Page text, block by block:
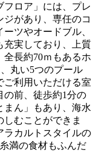
フロア」には、プレ
ジがあり、専任のコ
ツやオードブル、
充実しており、上質
⻑約70ｍもあるホ
丸い5つのプール
ご利⽤いただける室
の前、徒歩約1分の
まん」もあり、海⽔
むことができま
ラカルトスタイルの
満の⾷材もふんだ